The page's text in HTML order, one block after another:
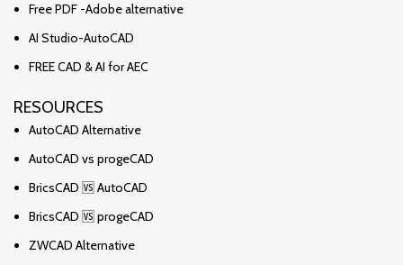
Free PDF -Adobe alternative
AI Studio-AutoCAD
FREE CAD & AI for AEC
RESOURCES
AutoCAD Alternative
AutoCAD vs progeCAD
BricsCAD 🆚 AutoCAD
BricsCAD 🆚 progeCAD
ZWCAD Alternative